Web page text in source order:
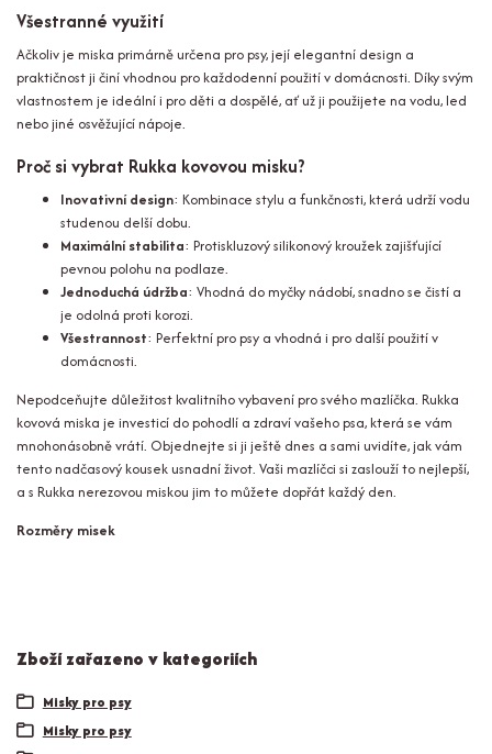
Všestranné využití
Ačkoliv je miska primárně určena pro psy, její elegantní design a
praktičnost ji činí vhodnou pro každodenní použití v domácnosti. Díky svým
vlastnostem je ideální i pro děti a dospělé, ať už ji použijete na vodu, led
nebo jiné osvěžující nápoje.
Proč si vybrat Rukka kovovou misku?
Inovativní design: Kombinace stylu a funkčnosti, která udrží vodu
studenou delší dobu.
Maximální stabilita: Protiskluzový silikonový kroužek zajišťující
pevnou polohu na podlaze.
Jednoduchá údržba: Vhodná do myčky nádobí, snadno se čistí a
je odolná proti korozi.
Všestrannost: Perfektní pro psy a vhodná i pro další použití v
domácnosti.
Nepodceňujte důležitost kvalitního vybavení pro svého mazlíčka. Rukka
kovová miska je investicí do pohodlí a zdraví vašeho psa, která se vám
mnohonásobně vrátí. Objednejte si ji ještě dnes a sami uvidíte, jak vám
tento nadčasový kousek usnadní život. Vaši mazlíčci si zaslouží to nejlepší,
a s Rukka nerezovou miskou jim to můžete dopřát každý den.
Rozměry misek
Zboží zařazeno v kategoriích
Misky pro psy
Misky pro psy